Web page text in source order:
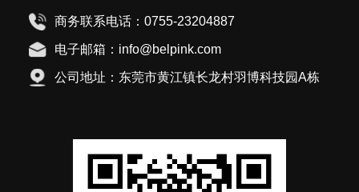
商务联系电话：0755-23204887
电子邮箱：info@belpink.com
公司地址：东莞市黄江镇长龙村羽博科技园A栋